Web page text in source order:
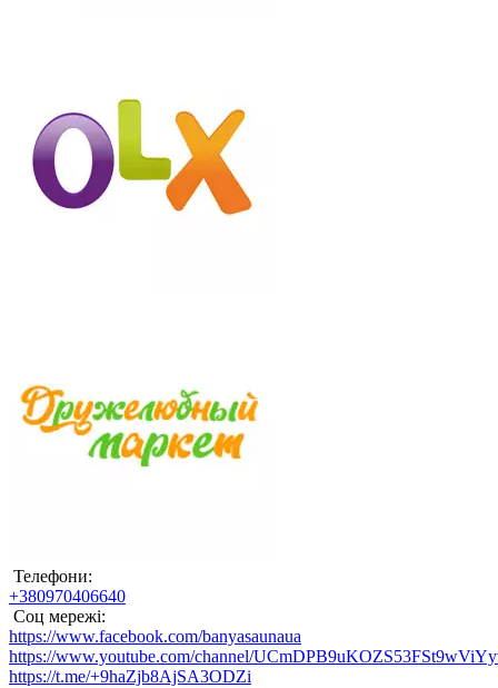
Телефони:
+380970406640
Соц мережі:
https://www.facebook.com/banyasaunaua
https://www.youtube.com/channel/
https://t.me/+9haZjb8AjSA3ODZi